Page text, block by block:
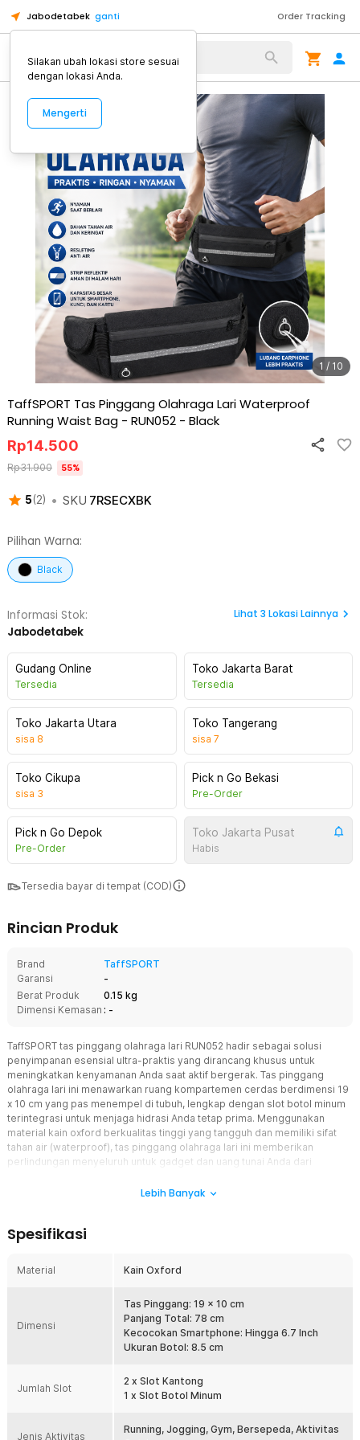
Jabodetabek ganti Order Tracking
Alat Kopi
1 / 10
TaffSPORT Tas Pinggang Olahraga Lari Waterproof
Running Waist Bag - RUN052 - Black
5(2) • SKU 7RSECXBK
Rp14.500
Rp31.900 55%
Pilihan Warna:
Black
Informasi Stok:
Jabodetabek
Lihat 3 Lokasi Lainnya
Gudang Online
Tersedia
Toko Jakarta Barat
Tersedia
Toko Jakarta Utara
sisa 8
Toko Tangerang
sisa 7
Toko Cikupa
sisa 3
Pick n Go Bekasi
Pre-Order
Pick n Go Depok
Pre-Order
Toko Jakarta Pusat
Habis
Tersedia bayar di tempat (COD)
Rincian Produk
Brand
TaffSPORT
Garansi
-
Berat Produk
0.15 kg
Dimensi Kemasan : -
TaffSPORT tas pinggang olahraga lari RUN052 hadir sebagai solusi
penyimpanan esensial ultra-praktis yang dirancang khusus untuk
meningkatkan kenyamanan Anda saat aktif bergerak. Tas pinggang
olahraga lari ini menawarkan ruang kompartemen cerdas berdimensi 19
x 10 cm yang pas menempel di tubuh, lengkap dengan slot botol minum
terintegrasi untuk menjaga hidrasi Anda tetap prima. Menggunakan
material kain oxford berkualitas tinggi yang tangguh dan memiliki sifat
tahan air (waterproof), tas pinggang olahraga lari ini memberikan
perlindungan menyeluruh untuk gadget dan uang tunai Anda dari
headset untuk pencinta musik serta strip reflektif demi keselamatan
Dua Slot Kantong Luas Kompatibel Smartphone Hingga 6.7 Inch
rapi berkat ketersediaan 2 slot kantong penyimpanan yang
fungsional. Kompartemen utama ini berfungsi secara optimal untuk
mengunci posisi smartphone modern berlayar besar hingga ukuran
6.7 Inch secara presisi, sekaligus memisahkannya dari gesekan
kemudahan mengorganisir barang bawaan, di mana uang tunai,
kartu identitas, dan gadget tersimpan aman di satu tempat tanpa
Slot Botol Minum Terintegrasi Bebas Dehidrasi
Lebih Banyak
Spesifikasi
Material Kain Oxford
Dimensi
Tas Pinggang: 19 x 10 cm
Panjang Total: 78 cm
Kecocokan Smartphone: Hingga 6.7 Inch
Ukuran Botol: 8.5 cm
Jumlah Slot
2 x Slot Kantong
1 x Slot Botol Minum
Jenis Aktivitas
Running, Jogging, Gym, Bersepeda, Aktivitas
Silakan ubah lokasi store sesuai
dengan lokasi Anda.
Mengerti